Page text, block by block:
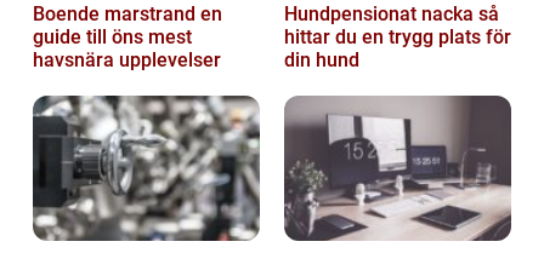
Boende marstrand en
guide till öns mest
havsnära upplevelser
Hundpensionat nacka så
hittar du en trygg plats för
din hund